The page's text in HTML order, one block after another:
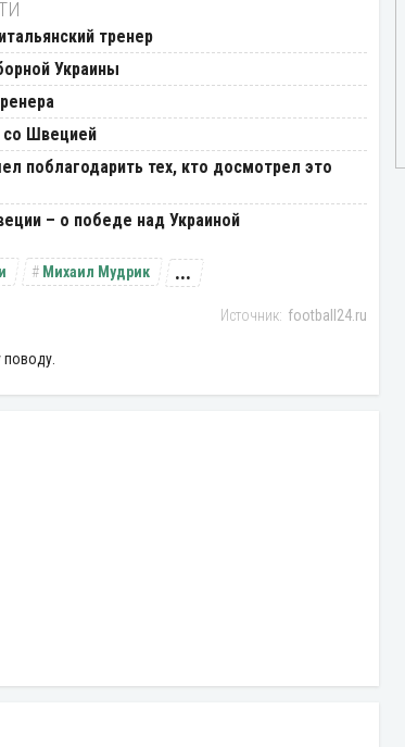
тренер
Украины
со Швецией
поблагодарить тех, кто досмотрел это
– о победе над Украиной
Михаил Мудрик ...
football24.ru